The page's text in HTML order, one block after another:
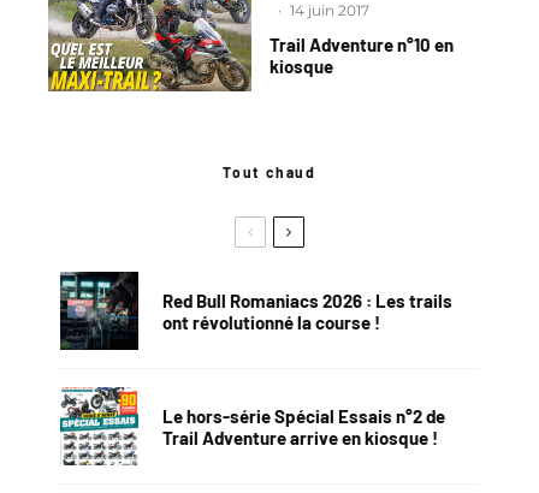
· 14 juin 2017
Trail Adventure n°10 en
kiosque
Tout chaud
Red Bull Romaniacs 2026 : Les trails
ont révolutionné la course !
Le hors-série Spécial Essais n°2 de
Trail Adventure arrive en kiosque !